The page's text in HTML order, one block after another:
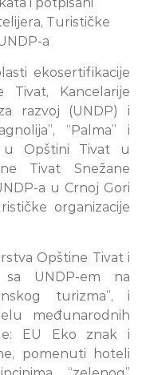
Turističke
a
ekosertifikacije
Tivat, Kancelarije
razvoj (UNDP) i
“Palma” i
u Opštini Tivat u
Tivat Snežane
a u Crnoj Gori
organizacije
Opštine Tivat i
sa UNDP-em na
turizma”, i
međunarodnih
EU Eko znak i
pomenuti hoteli